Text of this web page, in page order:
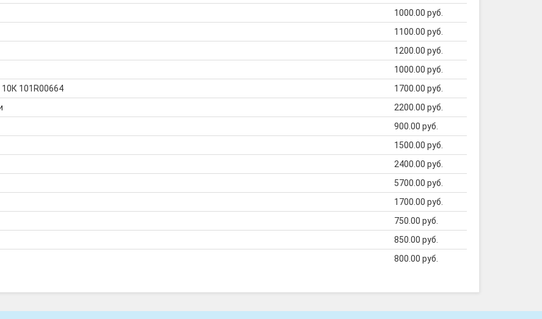
1000.00 руб.
1100.00 руб.
1200.00 руб.
1000.00 руб.
101R00664
1700.00 руб.
2200.00 руб.
900.00 руб.
1500.00 руб.
2400.00 руб.
5700.00 руб.
1700.00 руб.
750.00 руб.
850.00 руб.
800.00 руб.